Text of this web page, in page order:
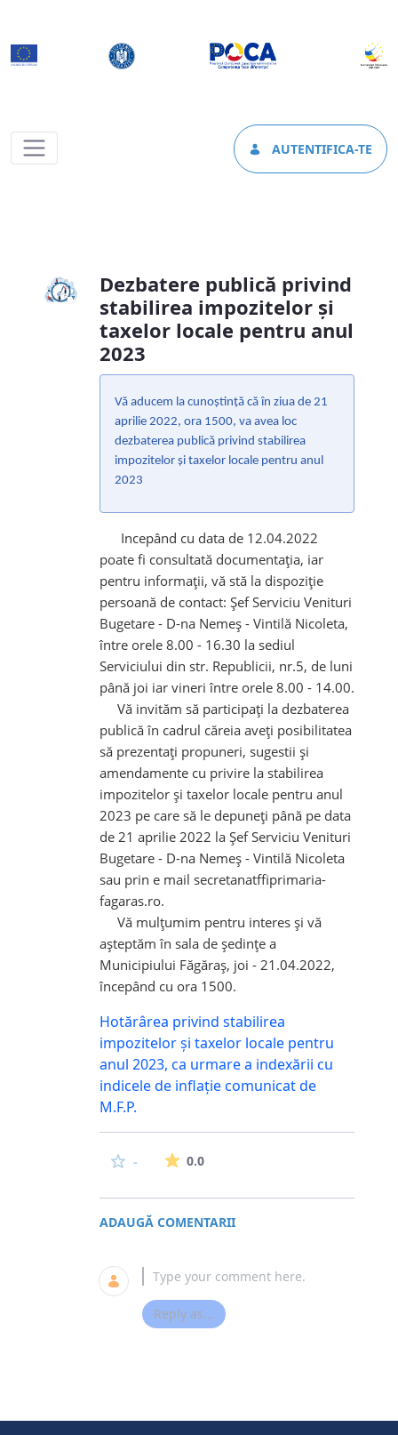
AUTENTIFICA-TE
Dezbatere publică privind
stabilirea impozitelor şi
taxelor locale pentru anul
2023
Vă aducem la cunoştinţă că în ziua de 21
aprilie 2022, ora 1500, va avea loc
dezbaterea publică privind stabilirea
impozitelor şi taxelor locale pentru anul
2023
Incepând cu data de 12.04.2022
poate fi consultată documentaţia, iar
pentru informaţii, vă stă la dispoziţie
persoană de contact: Şef Serviciu Venituri
Bugetare - D-na Nemeş - Vintilă Nicoleta,
între orele 8.00 - 16.30 la sediul
Serviciului din str. Republicii, nr.5, de luni
până joi iar vineri între orele 8.00 - 14.00.
Vă invităm să participaţi la dezbaterea
publică în cadrul căreia aveţi posibilitatea
să prezentaţi propuneri, sugestii şi
amendamente cu privire la stabilirea
impozitelor şi taxelor locale pentru anul
2023 pe care să le depuneţi până pe data
de 21 aprilie 2022 la Şef Serviciu Venituri
Bugetare - D-na Nemeş - Vintilă Nicoleta
sau prin e mail secretanatffiprimaria-
fagaras.ro.
Vă mulţumim pentru interes şi vă
aşteptăm în sala de şedinţe a
Municipiului Făgăraş, joi - 21.04.2022,
începând cu ora 1500.
Hotărârea privind stabilirea
impozitelor și taxelor locale pentru
anul 2023, ca urmare a indexării cu
indicele de inflație comunicat de
M.F.P.
- 0.0Media evaluarii este de 0
ADAUGĂ COMENTARII
Reply as...